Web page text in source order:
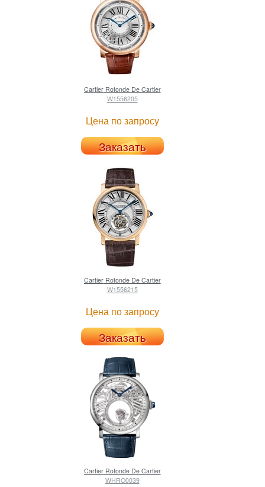
CartierRotonde De Cartier
W1556205
Цена по запросу
Заказать
CartierRotonde De Cartier
W1556215
Цена по запросу
Заказать
CartierRotonde De Cartier
WHRO0039